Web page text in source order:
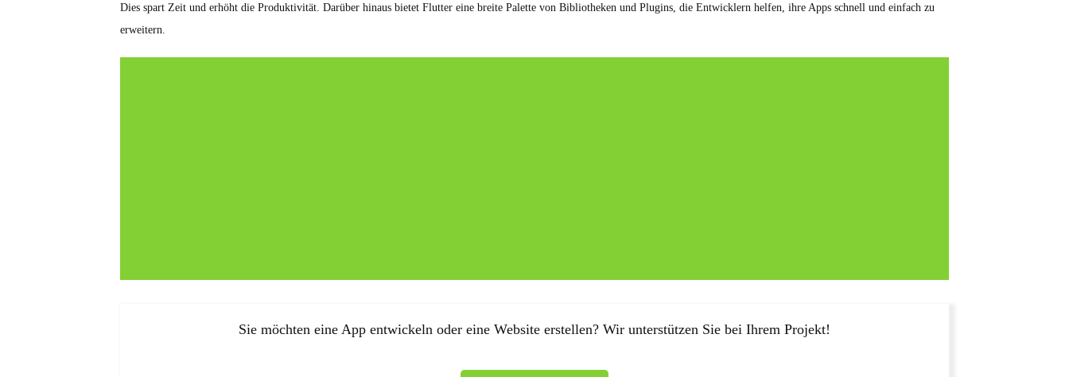
Dies spart Zeit und erhöht die Produktivität. Darüber hinaus bietet Flutter eine breite Palette von Bibliotheken und Plugins, die Entwicklern helfen, ihre Apps schnell und einfach zu
erweitern.
Sie möchten eine App entwickeln oder eine Website erstellen? Wir unterstützen Sie bei Ihrem Projekt!